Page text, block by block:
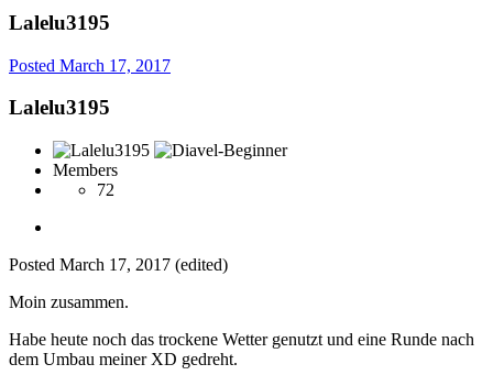
Lalelu3195
Posted March 17, 2017
Lalelu3195
Members
72
Posted March 17, 2017 (edited)
Moin zusammen.
Habe heute noch das trockene Wetter genutzt und eine Runde nach
dem Umbau meiner XD gedreht.